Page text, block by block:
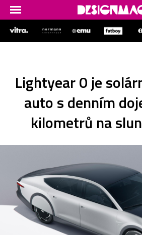
Lightyear 0 je
auto s denním
kilometrů na